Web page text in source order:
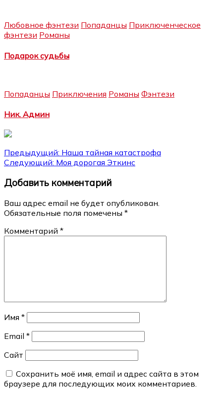
Любовное фэнтези Попаданцы Приключенческое
фэнтези Романы
Подарок судьбы
Попаданцы Приключения Романы Фэнтези
Ник. Админ
Навигация
по
записям
Предыдущий: Наша тайная катастрофа
Следующий: Моя дорогая Эткинс
Добавить комментарий
Ваш адрес email не будет опубликован.
Обязательные поля помечены *
Комментарий *
Имя *
Email *
Сайт
Сохранить моё имя, email и адрес сайта в этом
браузере для последующих моих комментариев.